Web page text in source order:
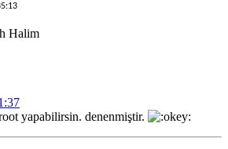
yapabilirsin. denenmiştir.